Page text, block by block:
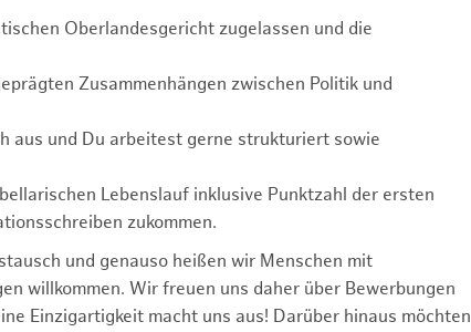
Oberlandesgericht zugelassen und die
Zusammenhängen zwischen Politik und
aus und Du arbeitest gerne strukturiert sowie
Lebenslauf inklusive Punktzahl der ersten
zukommen.
und genauso heißen wir Menschen mit
willkommen. Wir freuen uns daher über Bewerbungen
Einzigartigkeit macht uns aus! Darüber hinaus möchten